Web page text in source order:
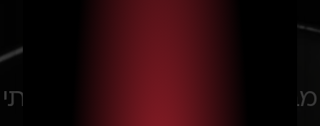
מבתי מלון ועד השולחן הביתי